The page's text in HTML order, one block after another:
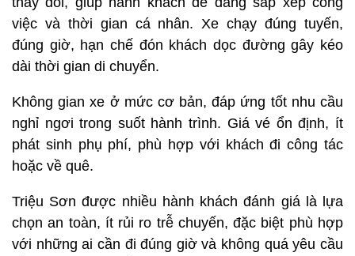
việc và thời gian cá nhân. Xe chạy đúng tuyến,
đúng giờ, hạn chế đón khách dọc đường gây kéo
dài thời gian di chuyển.
Không gian xe ở mức cơ bản, đáp ứng tốt nhu cầu
nghỉ ngơi trong suốt hành trình. Giá vé ổn định, ít
phát sinh phụ phí, phù hợp với khách đi công tác
hoặc về quê.
Triệu Sơn được nhiều hành khách đánh giá là lựa
chọn an toàn, ít rủi ro trễ chuyến, đặc biệt phù hợp
với những ai cần đi đúng giờ và không quá yêu cầu